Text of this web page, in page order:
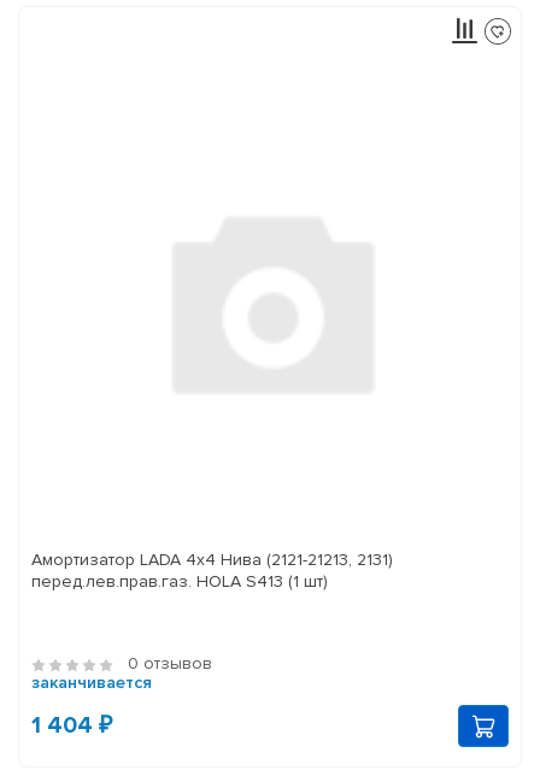
Амортизатор LADA 4x4 Нива (2121-21213, 2131)
перед.лев.прав.газ. HOLA S413 (1 шт)
0 отзывов
заканчивается
1 404 ₽